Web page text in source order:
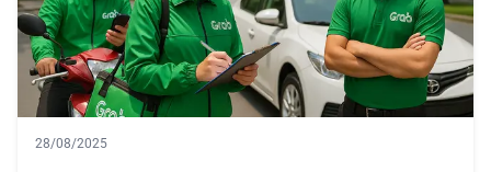
28/08/2025